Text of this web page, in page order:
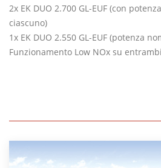
2x EK DUO 2.700 GL-EUF (con
ciascuno)
1x EK DUO 2.550 GL-EUF (potenza
Funzionamento Low NOx su